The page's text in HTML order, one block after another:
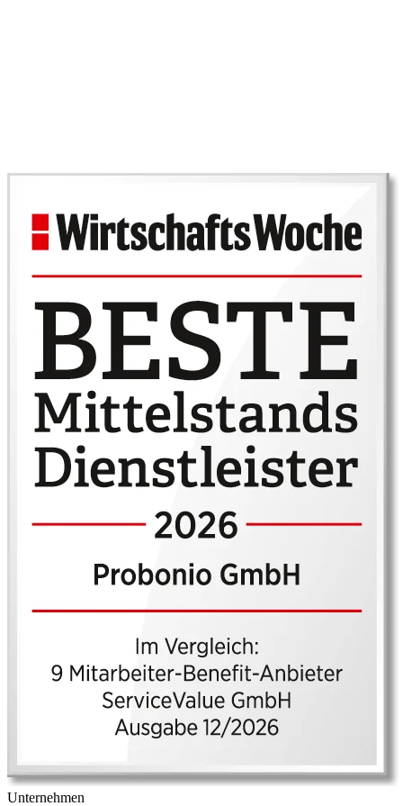
Unternehmen